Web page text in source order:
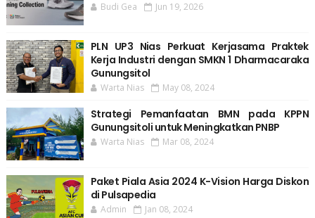
Budi Gea Jun 19, 2026
PLN UP3 Nias Perkuat Kerjasama Praktek
Kerja Industri dengan SMKN 1 Dharmacaraka
Gunungsitol
Warta Nias May 08, 2024
Strategi Pemanfaatan BMN pada KPPN
Gunungsitoli untuk Meningkatkan PNBP
Warta Nias Mar 08, 2024
Paket Piala Asia 2024 K-Vision Harga Diskon
di Pulsapedia
Admin Jan 08, 2024